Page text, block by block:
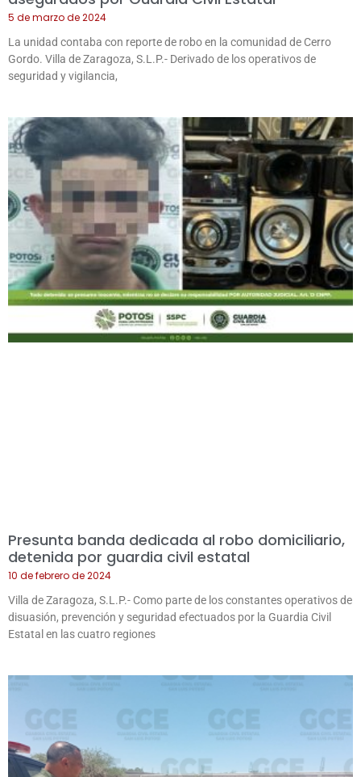
5 de marzo de 2024
La unidad contaba con reporte de robo en la comunidad de Cerro
Gordo. Villa de Zaragoza, S.L.P.- Derivado de los operativos de
seguridad y vigilancia,
Presunta banda dedicada al robo domiciliario,
detenida por guardia civil estatal
10 de febrero de 2024
Villa de Zaragoza, S.L.P.- Como parte de los constantes operativos de
disuasión, prevención y seguridad efectuados por la Guardia Civil
Estatal en las cuatro regiones